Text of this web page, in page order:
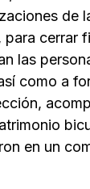
de
cerrar
las
como a
en un